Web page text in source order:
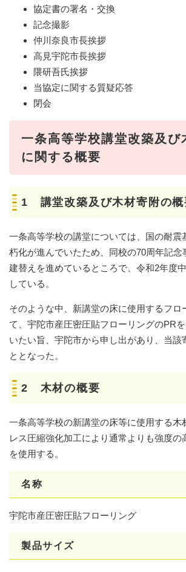
協定書の署名・交換
記念撮影
仲川奈良市長挨拶
高見宇陀市長挨拶
隈研吾氏挨拶
当協定に関する質疑応答
閉会
一条高等学校講堂改築及び
に関する概要
1 講堂改築及び木材寄附の概
一条高等学校の講堂については、国の耐震
朽化が進んでいたため、同校の70周年記念
建替えを進めているところで、令和2年度
している。
そのような中、新講堂の床に使用するフロ
て、宇陀市産圧密圧貼フローリングのPR
いたい旨、宇陀市から申し出があり、当該
ととなった。
2 木材の概要
一条高等学校の新講堂の床等に使用する木
レス圧縮強化加工により通常よりも強度の
を使用する。
名称
宇陀市産圧密圧貼フローリング
製品サイズ